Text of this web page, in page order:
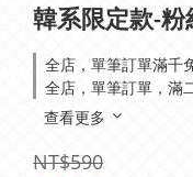
韓系限定款-
全店，單筆訂單滿千
全店，單筆訂單，滿
查看更多
NT$590